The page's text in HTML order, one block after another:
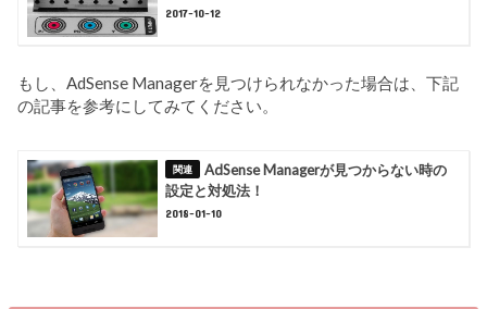
2017-10-12
もし、AdSense Managerを見つけられなかった場合は、下記
の記事を参考にしてみてください。
AdSense Managerが見つからない時の
設定と対処法！
2018-01-10